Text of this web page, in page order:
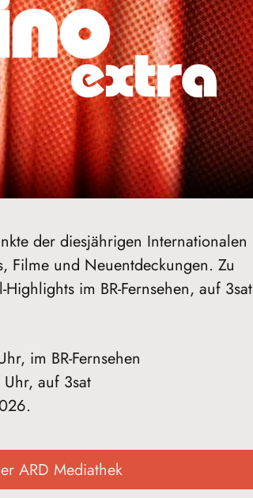
der diesjährigen Internationalen
Filme und Neuentdeckungen. Zu
im BR-Fernsehen, auf 3sat
im BR-Fernsehen
auf 3sat
ARD Mediathek